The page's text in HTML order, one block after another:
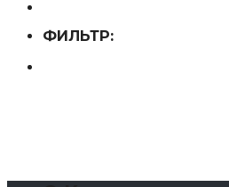
ФИЛЬТР: